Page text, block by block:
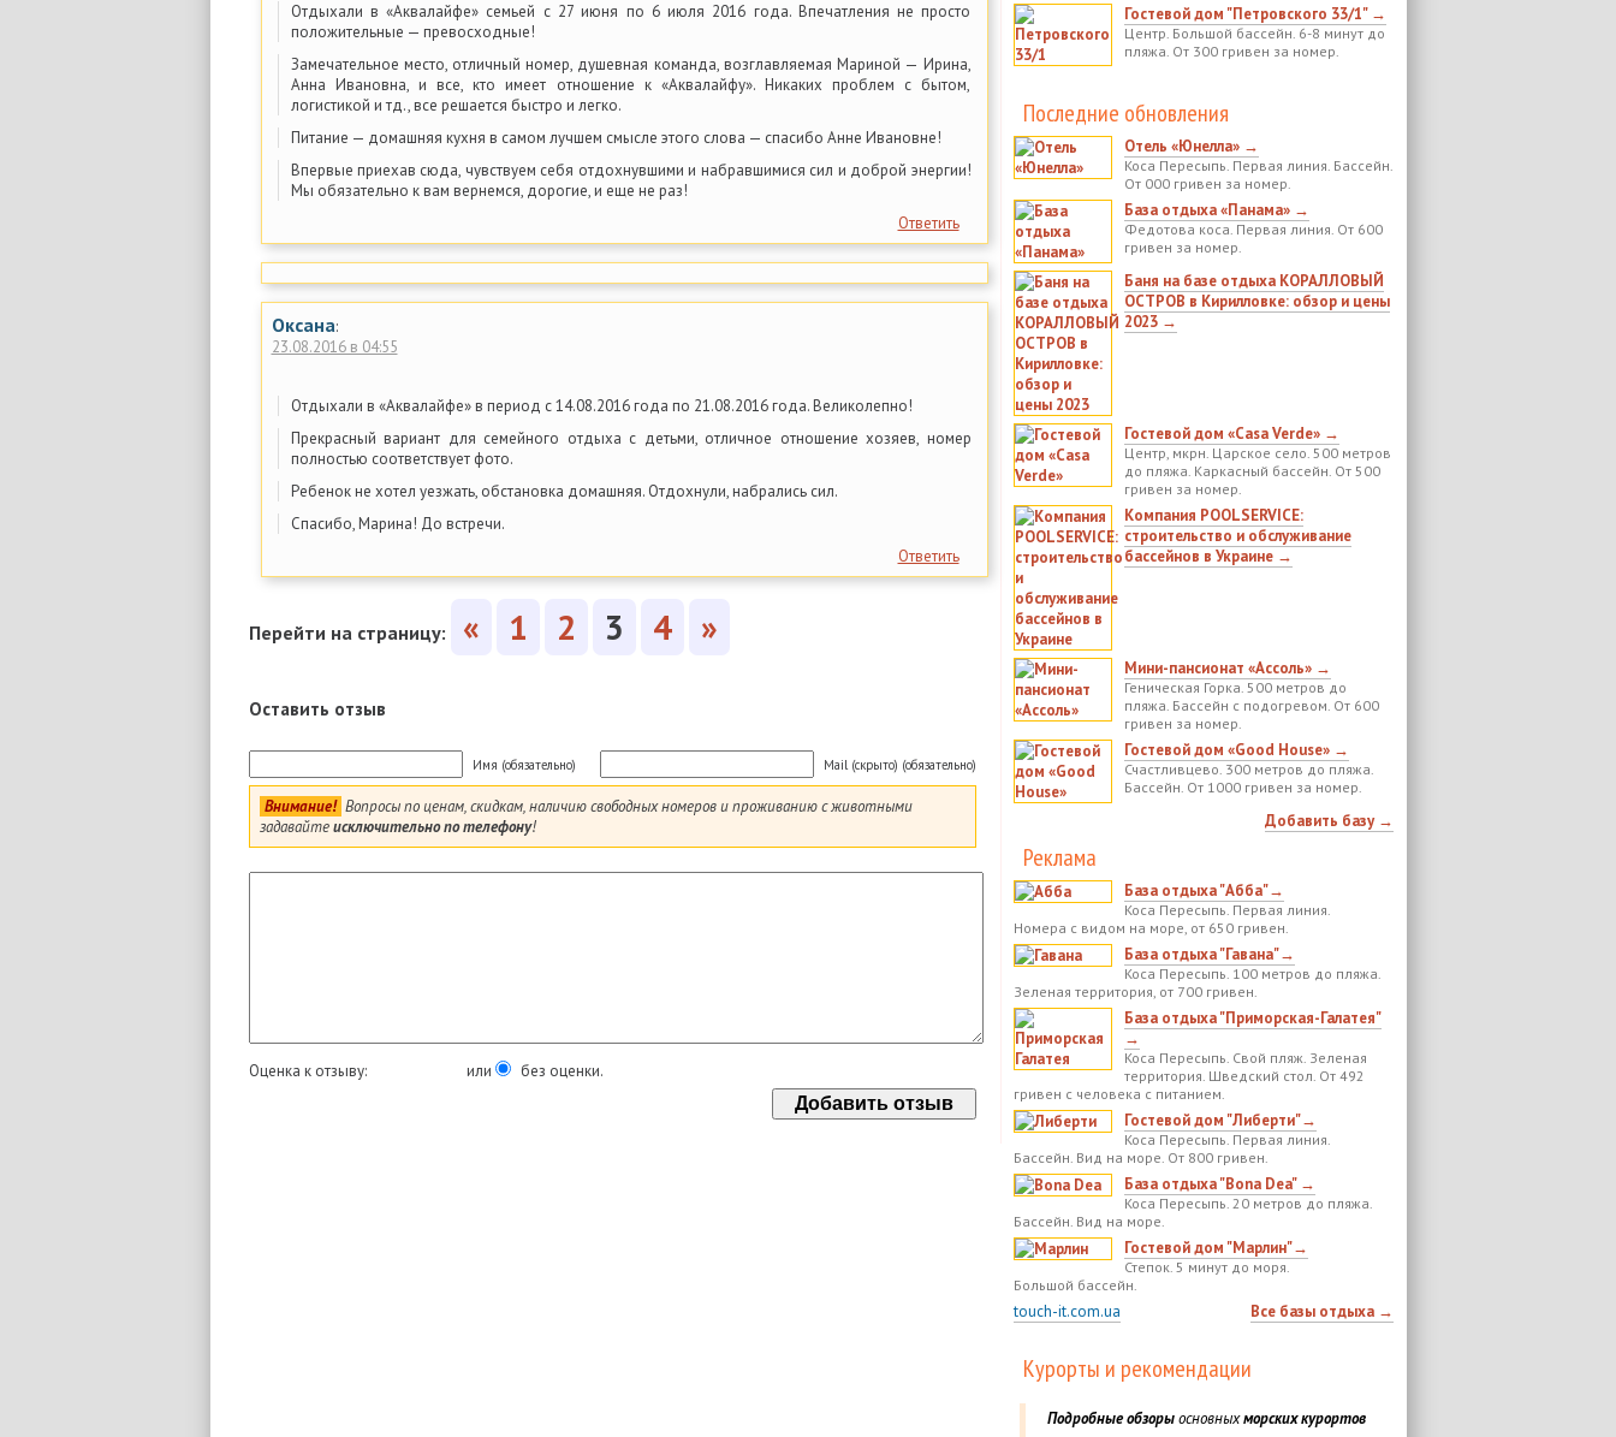
Отдыхали в «Аквалайфе» семьей с 27 июня по 6 июля 2016 года. Впечатления не просто
положительные — превосходные!
Замечательное место, отличный номер, душевная команда, возглавляемая Мариной — Ирина,
Анна Ивановна, и все, кто имеет отношение к «Аквалайфу». Никаких проблем с бытом,
логистикой и тд., все решается быстро и легко.
Питание — домашняя кухня в самом лучшем смысле этого слова — спасибо Анне Ивановне!
Впервые приехав сюда, чувствуем себя отдохнувшими и набравшимися сил и доброй энергии!
Мы обязательно к вам вернемся, дорогие, и еще не раз!
Ответить
Оксана:
23.08.2016 в 04:55
Отдыхали в «Аквалайфе» в период с 14.08.2016 года по 21.08.2016 года. Великолепно!
Прекрасный вариант для семейного отдыха с детьми, отличное отношение хозяев, номер
полностью соответствует фото.
Ребенок не хотел уезжать, обстановка домашняя. Отдохнули, набрались сил.
Спасибо, Марина! До встречи.
Ответить
Перейти на страницу: « 1 2 3 4 »
Оставить отзыв
Имя (обязательно) Mail (скрыто) (обязательно)
Внимание! Вопросы по ценам, скидкам, наличию свободных номеров и проживанию с животными
задавайтеисключительно по телефону!
Оценка к отзыву: или без оценки.
Гостевой дом "Петровского 33/1" →
Центр. Большой бассейн. 6-8 минут до
пляжа. От 300 гривен за номер.
Последние обновления
Отель «Юнелла» →
Коса Пересыпь. Первая линия. Бассейн.
От 000 гривен за номер.
База отдыха «Панама» →
Федотова коса. Первая линия. От 600
гривен за номер.
Баня на базе отдыха КОРАЛЛОВЫЙ
ОСТРОВ в Кирилловке: обзор и цены
2023 →
Гостевой дом «Casa Verde» →
Центр, мкрн. Царское село. 500 метров
до пляжа. Каркасный бассейн. От 500
гривен за номер.
Компания POOLSERVICE:
строительство и обслуживание
бассейнов в Украине →
Мини-пансионат «Ассоль» →
Геническая Горка. 500 метров до
пляжа. Бассейн с подогревом. От 600
гривен за номер.
Гостевой дом «Good House» →
Счастливцево. 300 метров до пляжа.
Бассейн. От 1000 гривен за номер.
Добавить базу →
Реклама
База отдыха "Абба"→
Коса Пересыпь. Первая линия.
Номера с видом на море, от 650 гривен.
База отдыха "Гавана"→
Коса Пересыпь. 100 метров до пляжа.
Зеленая территория, от 700 гривен.
База отдыха "Приморская-Галатея"
→
Коса Пересыпь. Свой пляж. Зеленая
территория. Шведский стол. От 492
гривен с человека с питанием.
Гостевой дом "Либерти"→
Коса Пересыпь. Первая линия.
Бассейн. Вид на море. От 800 гривен.
База отдыха "Bona Dea" →
Коса Пересыпь. 20 метров до пляжа.
Бассейн. Вид на море.
Гостевой дом "Марлин"→
Степок. 5 минут до моря.
Большой бассейн.
Все базы отдыха →
touch-it.com.ua
Курорты и рекомендации
Подробные обзорыосновныхморских курортов